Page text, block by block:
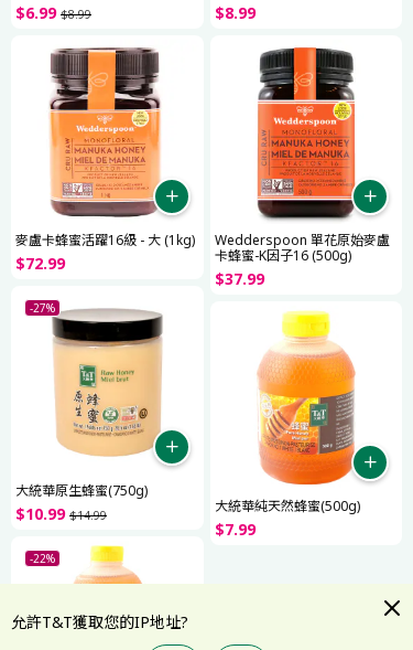
$6.99 $8.99 $8.99
麥盧卡蜂蜜活躍16級 - 大 (1kg)
$72.99
Wedderspoon 單花原始麥盧
卡蜂蜜-K因子16 (500g)
$37.99
-27%
大統華原生蜂蜜(750g)
$10.99 $14.99 大統華純天然蜂蜜(500g)
$7.99
-22%
允許T&T獲取您的IP地址?